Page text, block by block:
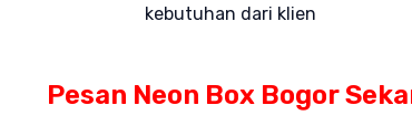
kebutuhan dari klien
Pesan Neon Box Bogor